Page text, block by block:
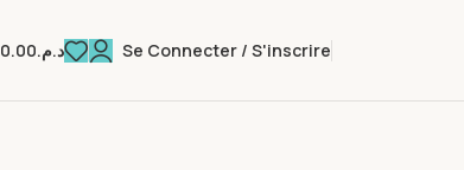
د.م.0.00 Se Connecter / S'inscrire